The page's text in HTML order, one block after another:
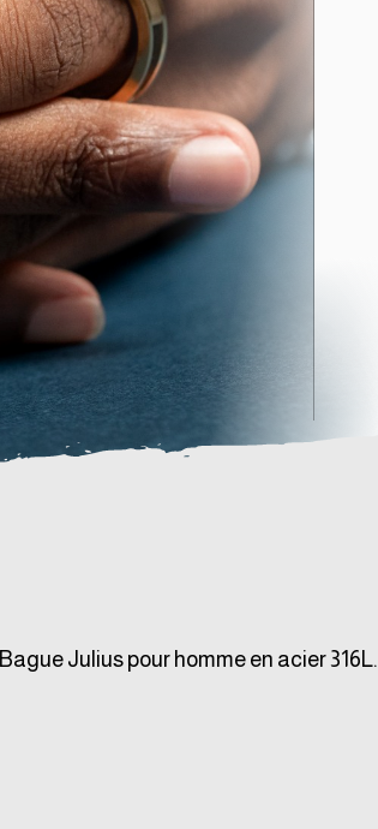
Bague Julius pour homme en acier 316L.